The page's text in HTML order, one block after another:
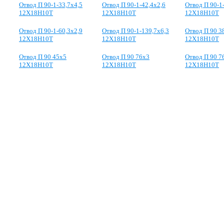
Отвод П 90-1-33,7х4,5
12Х18Н10Т
Отвод П 90-1-42,4х2,6
12Х18Н10Т
Отвод П 90-
12Х18Н10Т
Отвод П 90-1-60,3х2,9
12Х18Н10Т
Отвод П 90-1-139,7х6,3
12Х18Н10Т
Отвод П 90
12Х18Н10Т
Отвод П 90 45х5
12Х18Н10Т
Отвод П 90 76х3
12Х18Н10Т
Отвод П 90
12Х18Н10Т